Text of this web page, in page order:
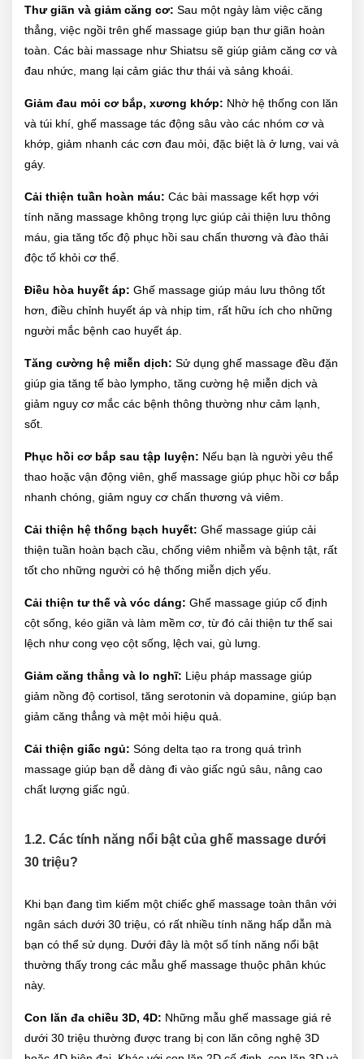
Thư giãn và giảm căng cơ: Sau một ngày làm việc căng
thẳng, việc ngồi trên ghế massage giúp bạn thư giãn hoàn
toàn. Các bài massage như Shiatsu sẽ giúp giảm căng cơ và
đau nhức, mang lại cảm giác thư thái và sảng khoái.
Giảm đau mỏi cơ bắp, xương khớp: Nhờ hệ thống con lăn
và túi khí, ghế massage tác động sâu vào các nhóm cơ và
khớp, giảm nhanh các cơn đau mỏi, đặc biệt là ở lưng, vai và
gáy.
Cải thiện tuần hoàn máu: Các bài massage kết hợp với
tính năng massage không trọng lực giúp cải thiện lưu thông
máu, gia tăng tốc độ phục hồi sau chấn thương và đào thải
độc tố khỏi cơ thể.
Điều hòa huyết áp: Ghế massage giúp máu lưu thông tốt
hơn, điều chỉnh huyết áp và nhịp tim, rất hữu ích cho những
người mắc bệnh cao huyết áp.
Tăng cường hệ miễn dịch: Sử dụng ghế massage đều đặn
giúp gia tăng tế bào lympho, tăng cường hệ miễn dịch và
giảm nguy cơ mắc các bệnh thông thường như cảm lạnh,
sốt.
Phục hồi cơ bắp sau tập luyện: Nếu bạn là người yêu thể
thao hoặc vận động viên, ghế massage giúp phục hồi cơ bắp
nhanh chóng, giảm nguy cơ chấn thương và viêm.
Cải thiện hệ thống bạch huyết: Ghế massage giúp cải
thiện tuần hoàn bạch cầu, chống viêm nhiễm và bệnh tật, rất
tốt cho những người có hệ thống miễn dịch yếu.
Cải thiện tư thế và vóc dáng: Ghế massage giúp cố định
cột sống, kéo giãn và làm mềm cơ, từ đó cải thiện tư thế sai
lệch như cong vẹo cột sống, lệch vai, gù lưng.
Giảm căng thẳng và lo nghĩ: Liệu pháp massage giúp
giảm nồng độ cortisol, tăng serotonin và dopamine, giúp bạn
giảm căng thẳng và mệt mỏi hiệu quả.
Cải thiện giấc ngủ: Sóng delta tạo ra trong quá trình
massage giúp bạn dễ dàng đi vào giấc ngủ sâu, nâng cao
chất lượng giấc ngủ.
1.2. Các tính năng nổi bật của ghế massage dưới
30 triệu?
Khi bạn đang tìm kiếm một chiếc ghế massage toàn thân với
ngân sách dưới 30 triệu, có rất nhiều tính năng hấp dẫn mà
bạn có thể sử dụng. Dưới đây là một số tính năng nổi bật
thường thấy trong các mẫu ghế massage thuộc phân khúc
này.
Con lăn đa chiều 3D, 4D: Những mẫu ghế massage giá rẻ
dưới 30 triệu thường được trang bị con lăn công nghệ 3D